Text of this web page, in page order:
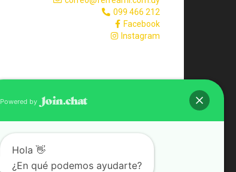
099 466 212
Facebook
Instagram
Powered by
Hola 👋
¿En qué podemos ayudarte?